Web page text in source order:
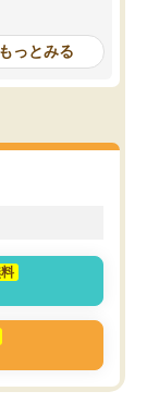
が可視化されるので
がら意欲的に取り組
効果を実感している
できる塾です。
っとみる